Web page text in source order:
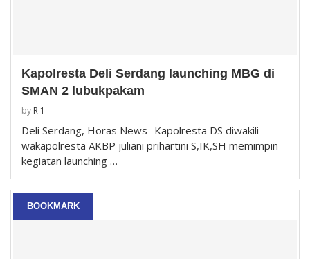
Kapolresta Deli Serdang launching MBG di
SMAN 2 lubukpakam
by R 1
Deli Serdang, Horas News -Kapolresta DS diwakili
wakapolresta AKBP juliani prihartini S,IK,SH memimpin
kegiatan launching …
BOOKMARK